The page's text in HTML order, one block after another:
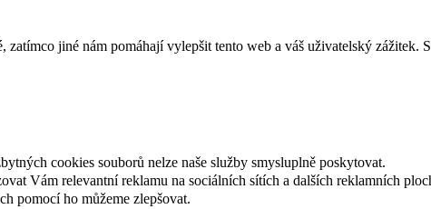
jiné nám pomáhají vylepšit tento web a váš uživatelský zážitek.
cookies souborů nelze naše služby smysluplně poskytovat.
Vám relevantní reklamu na sociálních sítích a dalších reklamních
pomocí ho můžeme zlepšovat.